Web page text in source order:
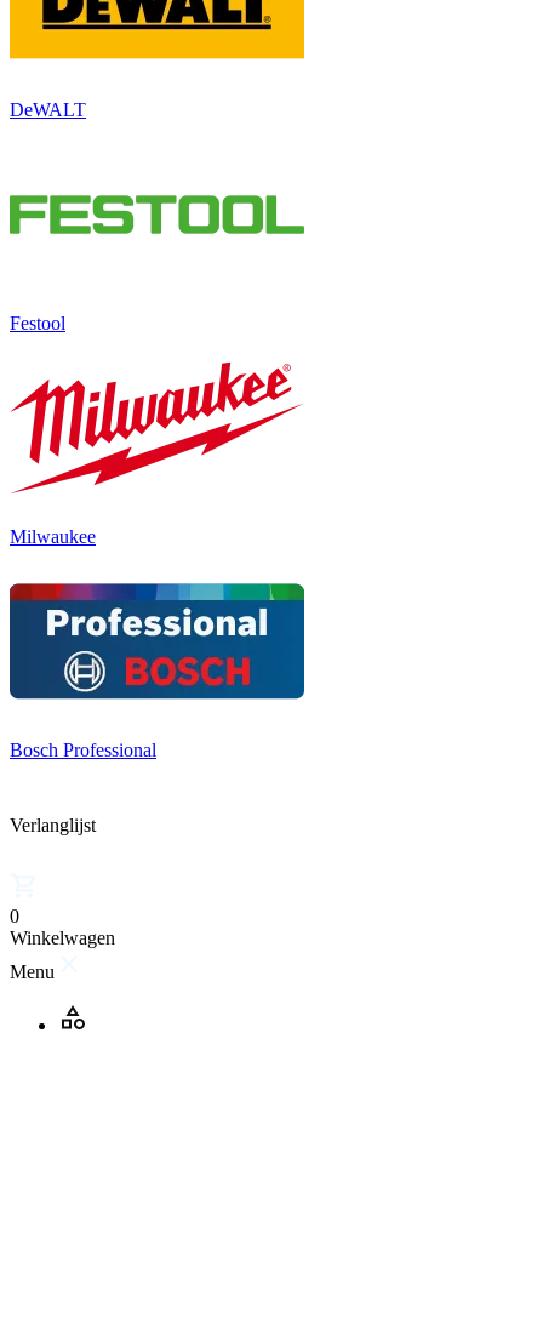
DeWALT
Festool
Milwaukee
Bosch Professional
Verlanglijst
0
Winkelwagen
Menu